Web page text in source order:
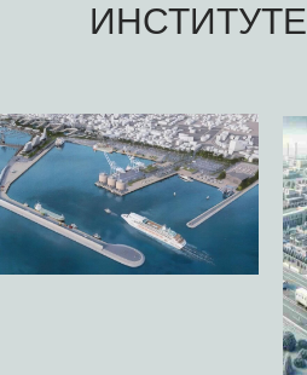
ИНСТИТУТЕ